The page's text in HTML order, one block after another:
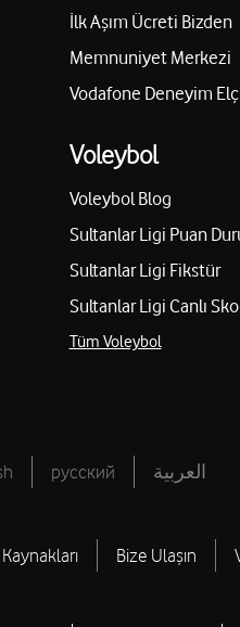
İlk Aşım Ücreti Bizden
Memnuniyet Merkezi
Vodafone Deneyim
Voleybol
Voleybol Blog
Sultanlar Ligi Puan
Sultanlar Ligi Fikstür
Sultanlar Ligi Canlı
Tüm Voleybol
русский العربية
Bize Ulaşın